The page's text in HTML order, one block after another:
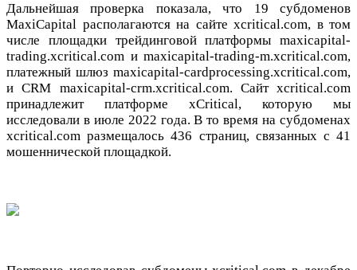
Дальнейшая проверка показала, что 19 субдоменов
MaxiCapital располагаются на сайте xcritical.com, в том
числе площадки трейдинговой платформы maxicapital-
trading.xcritical.com и maxicapital-trading-m.xcritical.com,
платежный шлюз maxicapital-cardprocessing.xcritical.com,
и CRM maxicapital-crm.xcritical.com. Сайт xcritical.com
принадлежит платформе xCritical, которую мы
исследовали в июле 2022 года. В то время на субдоменах
xcritical.com размещалось 436 страниц, связанных с 41
мошеннической площадкой.